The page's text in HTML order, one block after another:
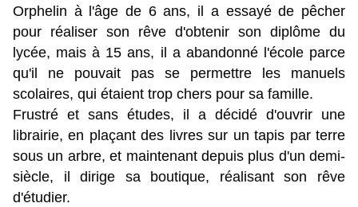
Orphelin à l'âge de 6 ans, il a essayé de pêcher
pour réaliser son rêve d'obtenir son diplôme du
lycée, mais à 15 ans, il a abandonné l'école parce
qu'il ne pouvait pas se permettre les manuels
scolaires, qui étaient trop chers pour sa famille.
Frustré et sans études, il a décidé d'ouvrir une
librairie, en plaçant des livres sur un tapis par terre
sous un arbre, et maintenant depuis plus d'un demi-
siècle, il dirige sa boutique, réalisant son rêve
d'étudier.